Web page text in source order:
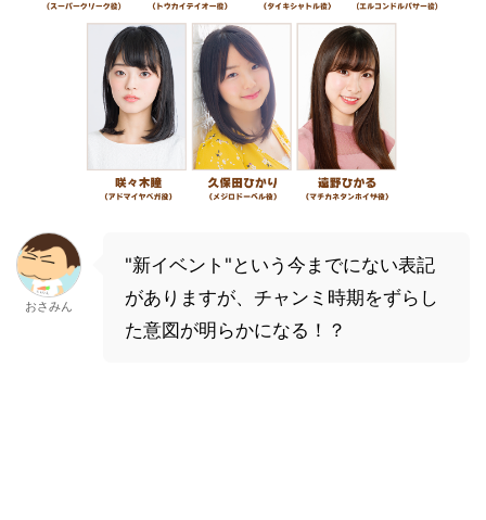
おさみん
"新イベント"という今までにない表記
がありますが、チャンミ時期をずらし
た意図が明らかになる！？